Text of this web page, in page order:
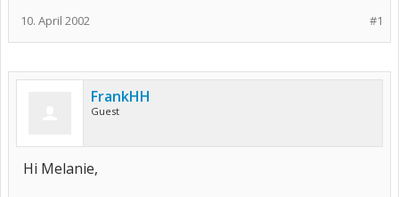
#1
10. April 2002
FrankHH
Guest
Hi Melanie,